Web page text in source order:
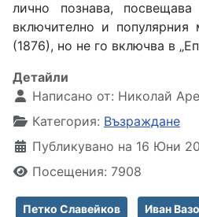
лично познава,
включително и популярния
(1876), но не го включва в
Детайли
Написано от: Николай
Категория: Възраждане
Публикувано на 16 Юни
Посещения: 7908
Петко Славейков Иван